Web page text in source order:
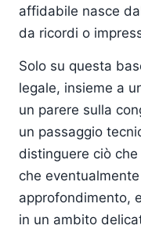
affidabile nasce
da ricordi o
Solo su questa
legale, insieme a
un parere sulla
un passaggio
distinguere ciò
che
approfondimento,
in un ambito